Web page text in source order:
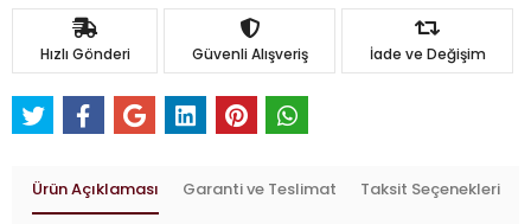
Hızlı Gönderi Güvenli Alışveriş İade ve Değişim
Ürün Açıklaması Garanti ve Teslimat Taksit Seçenekleri